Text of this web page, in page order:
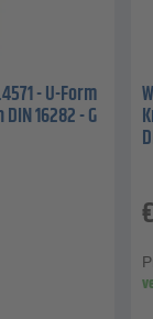
- U-Form
16282 - G
€